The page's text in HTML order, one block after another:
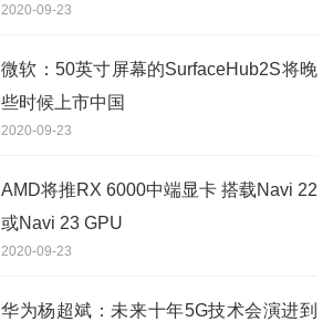
2020-09-23
微软：50英寸屏幕的SurfaceHub2S将晚
些时候上市中国
2020-09-23
AMD将推RX 6000中端显卡 搭载Navi 22
或Navi 23 GPU
2020-09-23
华为杨超斌：未来十年5G技术会演进到